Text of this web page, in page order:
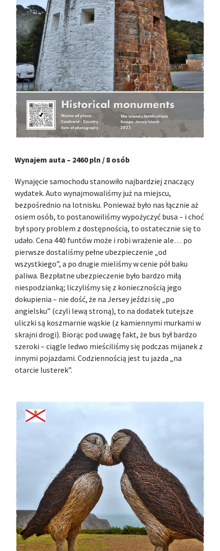
Wynajem auta – 2460 pln / 8 osób
Wynajęcie samochodu stanowiło najbardziej znaczący
wydatek. Auto wynajmowaliśmy już na miejscu,
bezpośrednio na lotnisku. Ponieważ było nas łącznie aż
osiem osób, to postanowiliśmy wypożyczyć busa – i choć
był spory problem z dostępnością, to ostatecznie się to
udało. Cena 440 funtów może i robi wrażenie ale… po
pierwsze dostaliśmy pełne ubezpieczenie „od
wszystkiego”, a po drugie mieliśmy w cenie pół baku
paliwa. Bezpłatne ubezpieczenie było bardzo miłą
niespodzianką; liczyliśmy się z koniecznością jego
dokupienia – nie dość, że na Jersey jeździ się „po
angielsku” (czyli lewą stroną), to na dodatek tutejsze
uliczki są koszmarnie wąskie (z kamiennymi murkami w
skrajni drogi). Biorąc pod uwagę fakt, że bus był bardzo
szeroki – ciągle ledwo mieściliśmy się podczas mijanek z
innymi pojazdami. Codziennością jest tu jazda „na
otarcie lusterek”.